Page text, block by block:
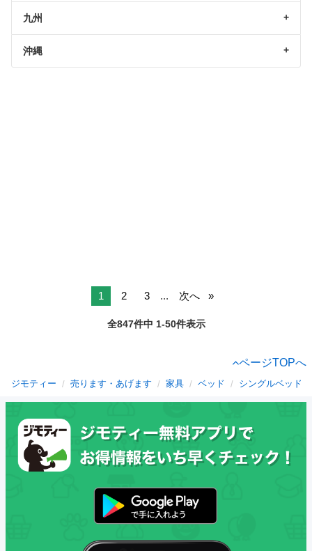
九州
沖縄
1 2 3 ... 次へ
全847件中 1-50件表示
ページTOPへ
ジモティー 売ります・あげます 家具 ベッド シングルベッド